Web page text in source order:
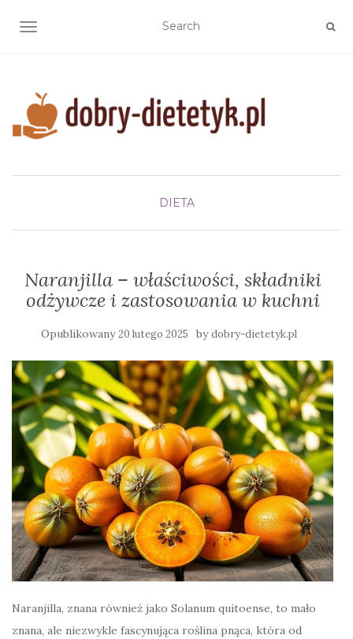
TOGGLE NAVIGATION
DIETA
Naranjilla – właściwości, składniki
odżywcze i zastosowania w kuchni
Opublikowany20 lutego 2025 bydobry-dietetyk.pl
Naranjilla, znana również jako Solanum quitoense, to mało
znana, ale niezwykle fascynująca roślina pnąca, która od